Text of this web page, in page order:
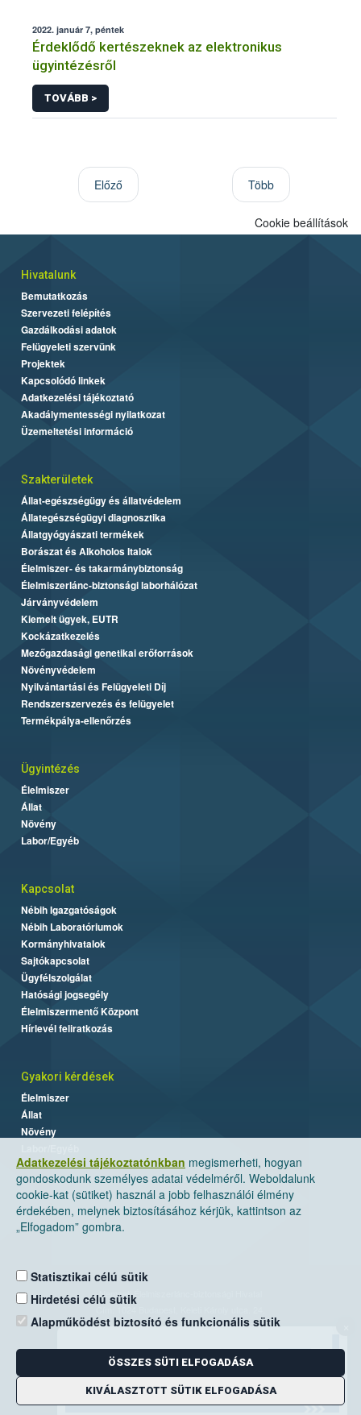
2022. január 7, péntek
Érdeklődő kertészeknek az elektronikus
ügyintézésről
TOVÁBB >
Előző Több
Adatkezelési tájékoztatónkban megismerheti, hogyan
gondoskodunk személyes adatai védelméről. Weboldalunk
cookie-kat (sütiket) használ a jobb felhasználói élmény
érdekében, melynek biztosításához kérjük, kattintson az
„Elfogadom” gombra.
Statisztikai célú sütik
Hirdetési célú sütik
Alapműködést biztosító és funkcionális sütik
ÖSSZES SÜTI ELFOGADÁSA
KIVÁLASZTOTT SÜTIK ELFOGADÁSA
Cookie beállítások
Hivatalunk
Bemutatkozás
Szervezeti felépítés
Gazdálkodási adatok
Felügyeleti szervünk
Projektek
Kapcsolódó linkek
Adatkezelési tájékoztató
Akadálymentességi nyilatkozat
Üzemeltetési információ
Szakterületek
Állat-egészségügy és állatvédelem
Állategészségügyi diagnosztika
Állatgyógyászati termékek
Borászat és Alkoholos Italok
Élelmiszer- és takarmánybiztonság
Élelmiszerlánc-biztonsági laborhálózat
Járványvédelem
Kiemelt ügyek, EUTR
Kockázatkezelés
Mezőgazdasági genetikai erőforrások
Növényvédelem
Nyilvántartási és Felügyeleti Díj
Rendszerszervezés és felügyelet
Termékpálya-ellenőrzés
Ügyintézés
Élelmiszer
Állat
Növény
Labor/Egyéb
Kapcsolat
Nébih Igazgatóságok
Nébih Laboratóriumok
Kormányhivatalok
Sajtókapcsolat
Ügyfélszolgálat
Hatósági jogsegély
Élelmiszermentő Központ
Hírlevél feliratkozás
Gyakori kérdések
Élelmiszer
Állat
Növény
Nemzeti Élelmiszerlánc-biztonsági Hivatal
Levelezési cím: 1525 Budapest. Pf. 30.
E-mail:ugyfelszolgalat@nebih.gov.hu
Zöld szám: 06-80/263-244
Telefon: 06-1/ 336-9000